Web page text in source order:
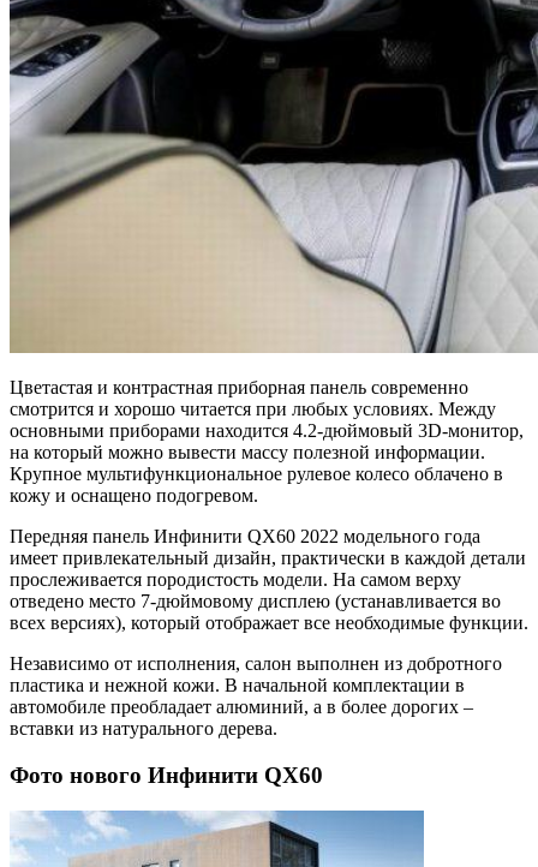
Цветастая и контрастная приборная панель современно
смотрится и хорошо читается при любых условиях. Между
основными приборами находится 4.2-дюймовый 3D-монитор,
на который можно вывести массу полезной информации.
Крупное мультифункциональное рулевое колесо облачено в
кожу и оснащено подогревом.
Передняя панель Инфинити QX60 2022 модельного года
имеет привлекательный дизайн, практически в каждой детали
прослеживается породистость модели. На самом верху
отведено место 7-дюймовому дисплею (устанавливается во
всех версиях), который отображает все необходимые функции.
Независимо от исполнения, салон выполнен из добротного
пластика и нежной кожи. В начальной комплектации в
автомобиле преобладает алюминий, а в более дорогих –
вставки из натурального дерева.
Фото нового Инфинити QX60